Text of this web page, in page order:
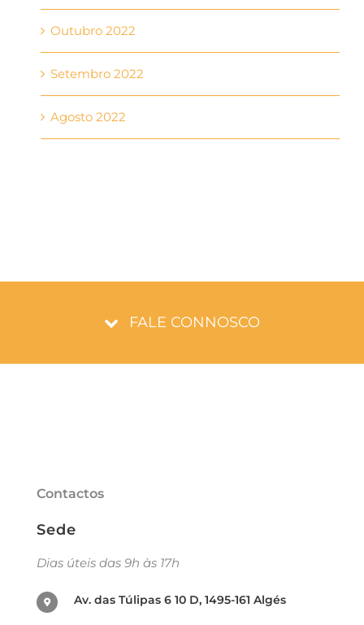
Outubro 2022
Setembro 2022
Agosto 2022
FALE CONNOSCO
Contactos
Sede
Dias úteis das 9h às 17h
Av. das Túlipas 6 10 D, 1495-161 Algés